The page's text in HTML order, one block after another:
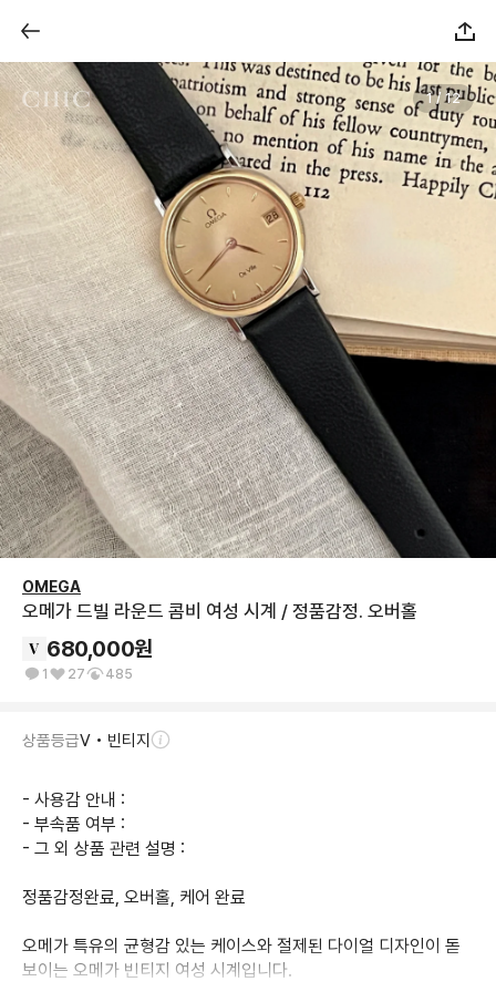
1 / 12
OMEGA
오메가 드빌 라운드 콤비 여성 시계 / 정품감정. 오버홀
680,000원
1 27 485
상품등급V • 빈티지
- 사용감 안내 :
- 부속품 여부 :
- 그 외 상품 관련 설명 :
정품감정완료, 오버홀, 케어 완료
오메가 특유의 균형감 있는 케이스와 절제된 다이얼 디자인이 돋
보이는 오메가 빈티지 여성 시계입니다.